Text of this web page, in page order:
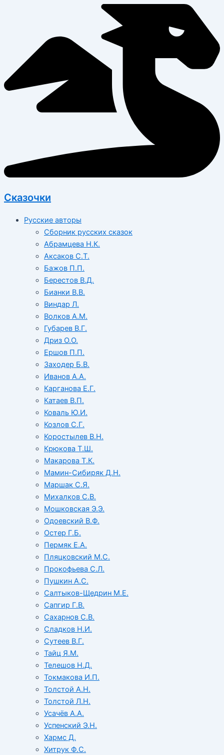
Сказочки
Русские авторы
Сборник русских сказок
Абрамцева Н.К.
Аксаков С.Т.
Бажов П.П.
Берестов В.Д.
Бианки В.В.
Виндар Л.
Волков А.М.
Губарев В.Г.
Дриз О.О.
Ершов П.П.
Заходер Б.В.
Иванов А.А.
Карганова Е.Г.
Катаев В.П.
Коваль Ю.И.
Козлов С.Г.
Коростылев В.Н.
Крюкова Т.Ш.
Макарова Т.К.
Мамин-Сибиряк Д.Н.
Маршак С.Я.
Михалков С.В.
Мошковская Э.Э.
Одоевский В.Ф.
Остер Г.Б.
Пермяк Е.А.
Пляцковский М.С.
Прокофьева С.Л.
Пушкин А.С.
Салтыков-Щедрин М.Е.
Сапгир Г.В.
Сахарнов С.В.
Сладков Н.И.
Сутеев В.Г.
Тайц Я.М.
Телешов Н.Д.
Токмакова И.П.
Толстой А.Н.
Толстой Л.Н.
Усачёв А.А.
Успенский Э.Н.
Хармс Д.
Хитрук Ф.С.